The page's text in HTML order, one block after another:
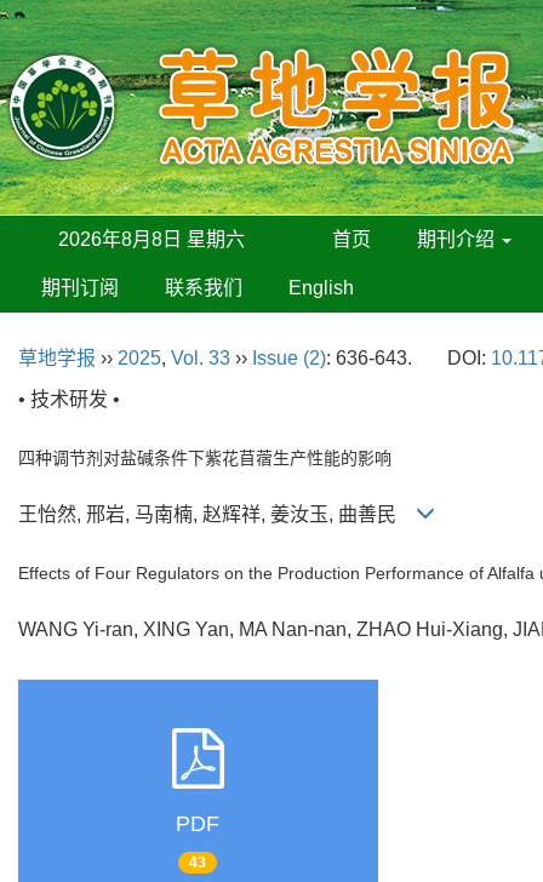
2026年8月8日 星期六 首页 期刊介绍
期刊订阅 联系我们 English
草地学报 ›› 2025, Vol. 33 ›› Issue (2): 636-643. DOI:
• 技术研发 •
四种调节剂对盐碱条件下紫花苜蓿生产性能的影响
王怡然, 邢岩, 马南楠, 赵辉祥, 姜汝玉, 曲善民
Effects of Four Regulators on the Production Performance of Alfalfa
WANG Yi-ran, XING Yan, MA Nan-nan, ZHAO Hui-Xiang,
PDF
43